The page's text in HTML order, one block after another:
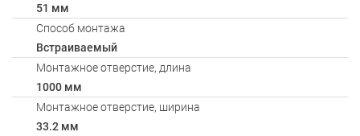
51 мм
Способ монтажа
Встраиваемый
Монтажное отверстие, длина
1000 мм
Монтажное отверстие, ширина
33.2 мм